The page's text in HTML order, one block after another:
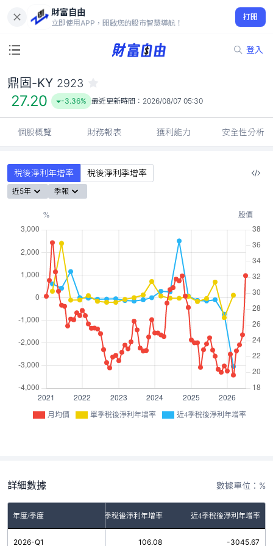
財富自由
立即使用APP，開啟您的股市智慧導航！
打開
登入
27.20
-3.36%
鼎固-KY 2923
27.20 -3.36% 最近更新時間： 2026/08/07 05:30
個股概覽 財務報表 獲利能力 安全性分析
稅後淨利年增率 稅後淨利季增率
近5年 季報
月均價 單季稅後淨利年增率 近4季稅後淨利年增率
詳細數據 數據單位：%
年度/季度 單季稅後淨利年增率 近4季稅後淨利年增率
2026-Q1 106.08 -3045.67